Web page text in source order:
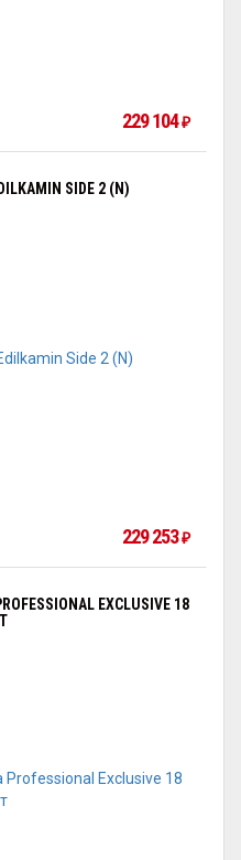
229 104₽
SIDE 2 (N)
229 253₽
EXCLUSIVE 18